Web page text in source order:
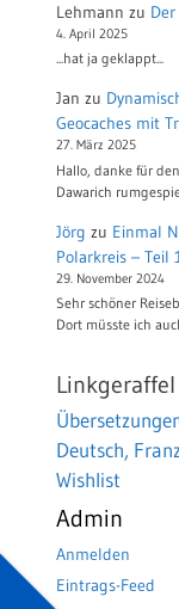
Lehmann zu
4. April 2025
...hat ja geklappt...
Jan zu
Geocaches mit
27. März 2025
Hallo, danke für
Dawarich
Jörg zu Einmal
Polarkreis – Teil
29. November 2024
Sehr schöner
Dort müsste ich
Linkgeraffel
Deutsch,
Wishlist
Admin
Anmelden
Eintrags-Feed